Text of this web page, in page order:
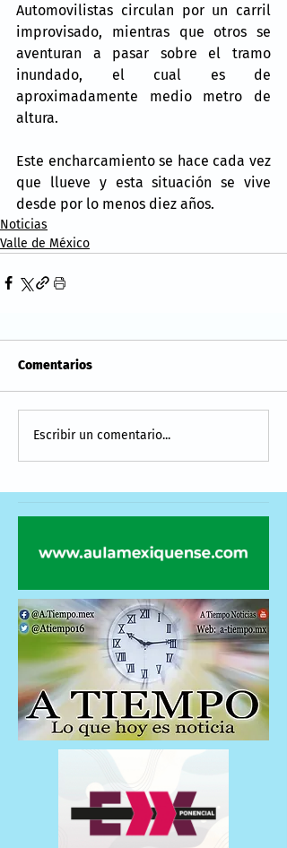
Automovilistas circulan por un carril
improvisado, mientras que otros se
aventuran a pasar sobre el tramo
inundado, el cual es de
aproximadamente medio metro de
altura.
Este encharcamiento se hace cada vez
que llueve y esta situación se vive
desde por lo menos diez años.
Noticias
Valle de México
Comentarios
Escribir un comentario...